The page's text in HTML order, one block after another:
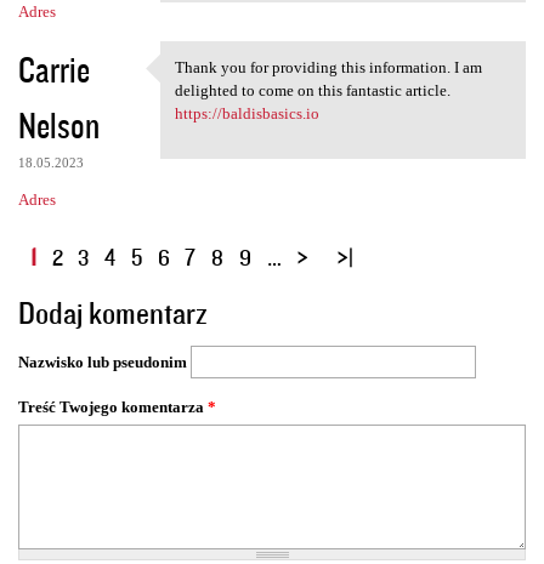
Adres
Carrie
Nelson
18.05.2023
Adres
Thank you for providing this
Thank you for providing this information. I am
delighted to come on this fantastic article.
https://baldisbasics.io
S
r
o
n
y
1 2 3 4 5 6 7 8 9 …
Dodaj komentarz
Nazwisko lub pseudonim
Treść Twojego komentarza *